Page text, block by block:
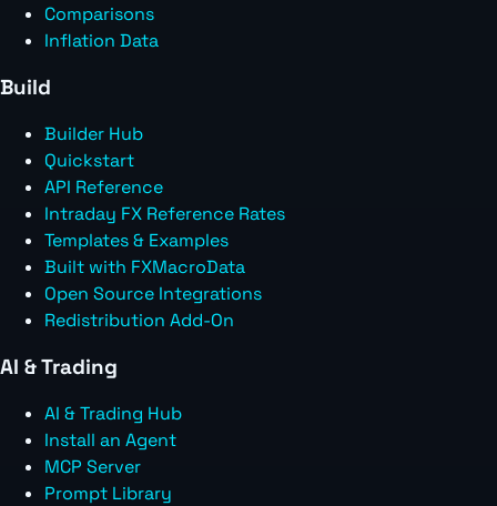
Comparisons
Inflation Data
Build
Builder Hub
Quickstart
API Reference
Intraday FX Reference Rates
Templates & Examples
Built with FXMacroData
Open Source Integrations
Redistribution Add-On
AI & Trading
AI & Trading Hub
Install an Agent
MCP Server
Prompt Library